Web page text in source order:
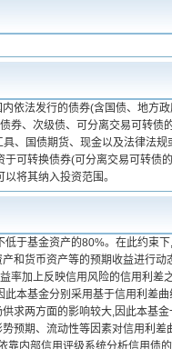
依法发行的债券(含国债、地方
券、次级债、可分离交易可转
、国债期货、现金以及法律法
可转换债券(可分离交易可转债
将其纳入投资范围。
于基金资产的80%。在此约束
和货币资产等的预期收益进行
率加上反映信用风险的信用利差
本基金分别采用基于信用利差
求两方面的影响较大,因此本基
预期、流动性等因素对信用利
内部信用评级系统分析信用债